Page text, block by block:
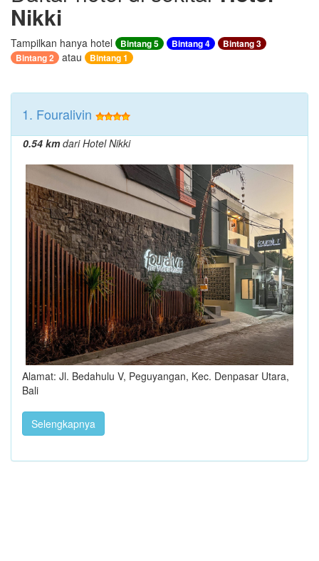
Nikki
Tampilkan hanya hotel Bintang 5 Bintang 4
Bintang 3
Bintang 2
atau Bintang 1
1. Fouralivin
0.54 kmdari Hotel Nikki
Alamat: Jl. Bedahulu V, Peguyangan, Kec. Denpasar Utara,
Bali
Selengkapnya